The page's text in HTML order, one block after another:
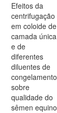
Efeitos da
centrifugação
em coloide de
camada única
e de
diferentes
diluentes de
congelamento
sobre
qualidade do
sêmen equino